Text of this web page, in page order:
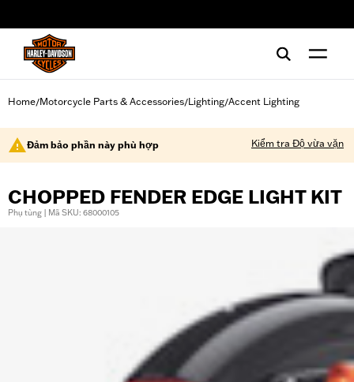
Home/Motorcycle Parts & Accessories/Lighting/Accent Lighting
Đảm bảo phần này phù hợp Kiểm tra Độ vừa vặn
CHOPPED FENDER EDGE LIGHT KIT
Phụ tùng | Mã SKU: 68000105